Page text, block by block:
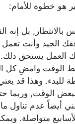
بالانتظار, بل إنه
الجيد وأنت تعمل
العمل يستحق ذلك.
الوقت وامضِ كل
للبدء. وهذا قد
لبعض الوقت,
أيضاً عدم تناول
متواصلة.